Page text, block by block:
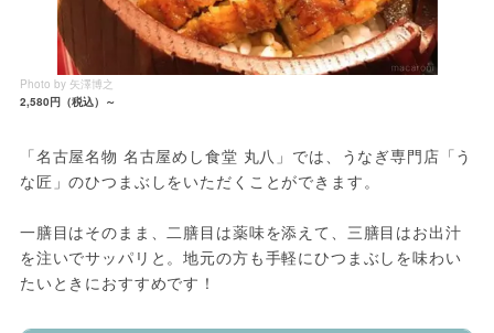
Photo by 矢澤博之
2,580円（税込）～
「名古屋名物 名古屋めし食堂 丸八」では、うなぎ専門店「う
な匠」のひつまぶしをいただくことができます。
一膳目はそのまま、二膳目は薬味を添えて、三膳目はお出汁
を注いでサッパリと。地元の方も手軽にひつまぶしを味わい
たいときにおすすめです！